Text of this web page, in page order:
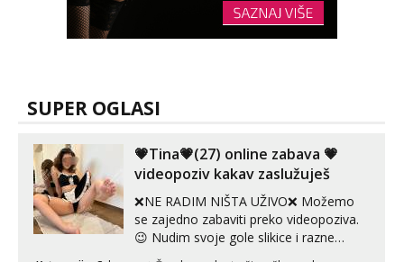
SUPER OGLASI
💗Tina💗(27) online zabava 💗
videopoziv kakav zaslužuješ
❌NE RADIM NIŠTA UŽIVO❌ Možemo
se zajedno zabaviti preko videopoziva.
😉 Nudim svoje gole slikice i razne
videouradke. 🤩 Za online zabavu pošalji